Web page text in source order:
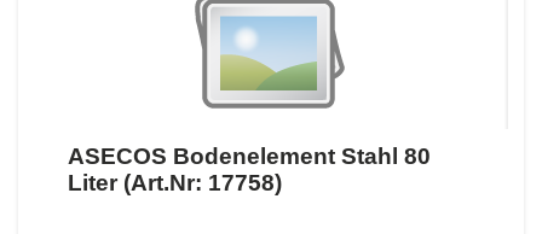
ASECOS Bodenelement Stahl 80
Liter (Art.Nr: 17758)